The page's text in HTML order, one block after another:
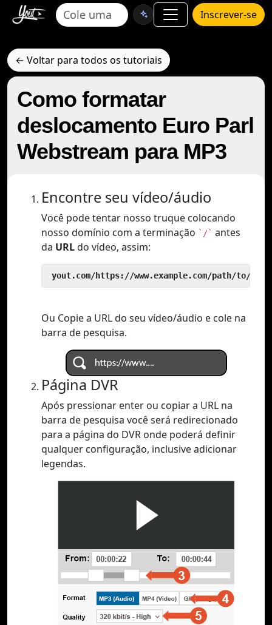
Inscrever-se
← Voltar para todos os tutoriais
Como formatar
deslocamento Euro Parl
Webstream para MP3
Encontre seu vídeo/áudio
Você pode tentar nosso truque colocando
nosso domínio com a terminação `/` antes
da URLdo vídeo, assim:
yout.com/https://www.example.com/path/to/
Ou Copie a URL do seu vídeo/áudio e cole na
barra de pesquisa.
Página DVR
Após pressionar enter ou copiar a URL na
barra de pesquisa você será redirecionado
para a página do DVR onde poderá definir
qualquer configuração, inclusive adicionar
legendas.